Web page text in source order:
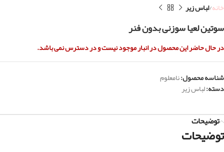
خانه لباس زیر
سوتین لعیا سوزنی بدون فنر
در حال حاضر این محصول در انبار موجود نیست و در دسترس نمی باشد.
شناسه محصول:نامعلوم
دسته:لباس زیر
توضیحات
توضیحات